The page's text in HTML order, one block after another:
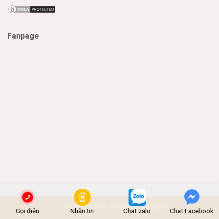
Fanpage
Copyright 2026 © banmoda.com
Gọi điện Nhắn tin Chat zalo Chat Facebook